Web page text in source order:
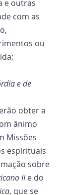
e outras
com as
ou
e de
obter a
ânimo
Missões
espirituais
sobre
II e do
, que se